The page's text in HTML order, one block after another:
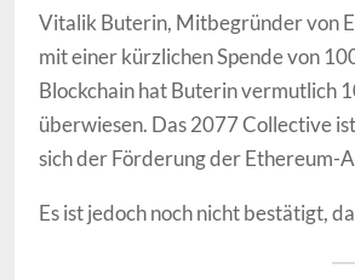
Vitalik Buterin, Mitbegründer von
mit einer kürzlichen Spende von
Blockchain hat Buterin vermutlich
überwiesen. Das 2077 Collective
sich der Förderung der Ethereum-
Es ist jedoch noch nicht bestätigt,